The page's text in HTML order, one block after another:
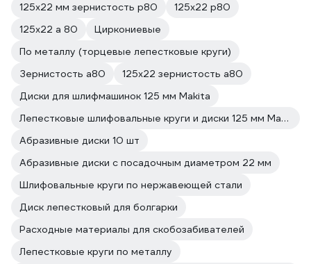
125х22 мм зернистость p80
125х22 р80
125х22 а 80
Циркониевые
По металлу (торцевые лепестковые круги)
Зернистость а80
125х22 зернистость а80
Диски для шлифмашинок 125 мм Makita
Лепестковые шлифовальные круги и диски 125 мм Makita
Абразивные диски 10 шт
Абразивные диски с посадочным диаметром 22 мм
Шлифовальные круги по нержавеющей стали
Диск лепестковый для болгарки
Расходные материалы для скобозабивателей
Лепестковые круги по металлу